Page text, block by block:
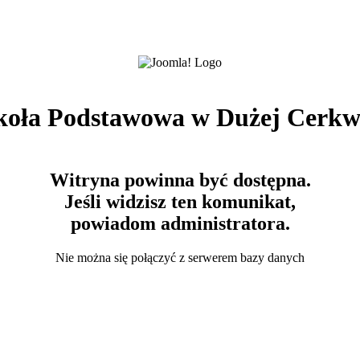
Podstawowa w Dużej
Witryna powinna być dostępna.
Jeśli widzisz ten komunikat,
powiadom administratora.
Nie można się połączyć z serwerem bazy danych